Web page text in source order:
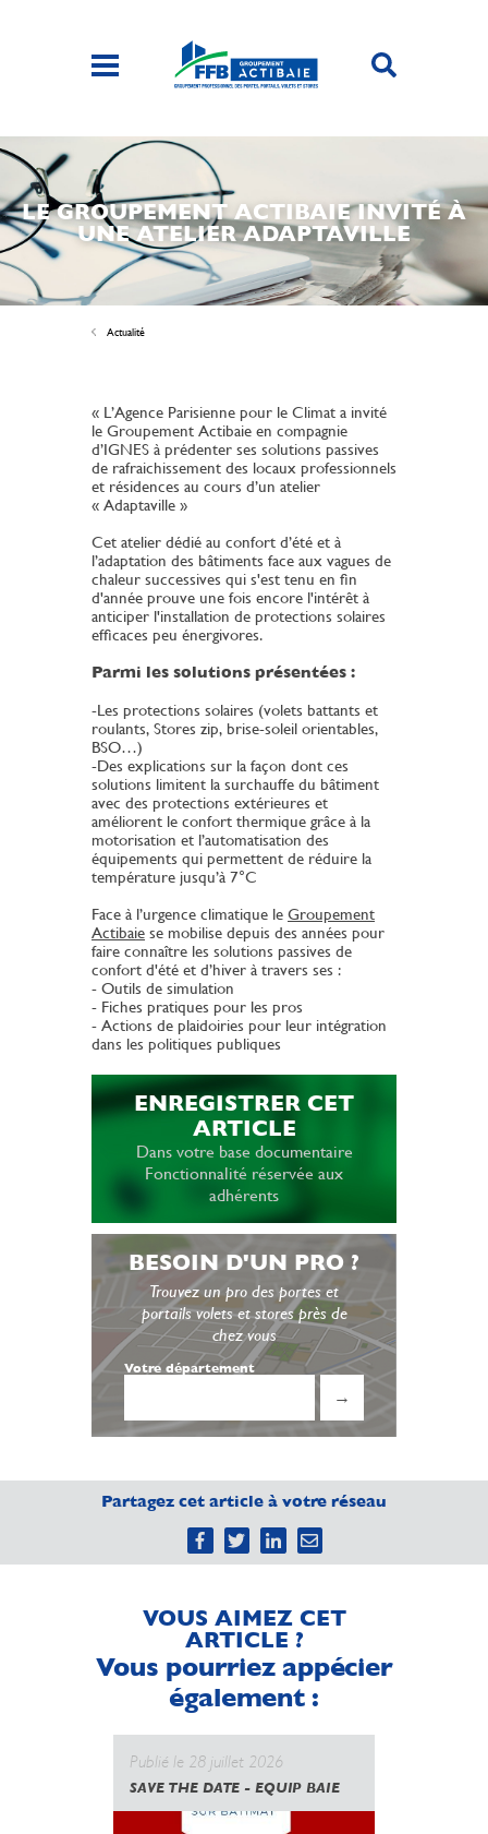
LE GROUPEMENT ACTIBAIE INVITÉ À
UNE ATELIER ADAPTAVILLE
Actualité
« L’Agence Parisienne pour le Climat a invité
le Groupement Actibaie en compagnie
d’IGNES à prédenter ses solutions passives
de rafraichissement des locaux professionnels
et résidences au cours d’un atelier
« Adaptaville »
Cet atelier dédié au confort d’été et à
l’adaptation des bâtiments face aux vagues de
chaleur successives qui s'est tenu en fin
d'année prouve une fois encore l'intérêt à
anticiper l'installation de protections solaires
efficaces peu énergivores.
Parmi les solutions présentées :
-Les protections solaires (volets battants et
roulants, Stores zip, brise-soleil orientables,
BSO…)
-Des explications sur la façon dont ces
solutions limitent la surchauffe du bâtiment
avec des protections extérieures et
améliorent le confort thermique grâce à la
motorisation et l’automatisation des
équipements qui permettent de réduire la
température jusqu’à 7°C
Face à l’urgence climatique le Groupement
Actibaie se mobilise depuis des années pour
faire connaître les solutions passives de
confort d'été et d’hiver à travers ses :
- Outils de simulation
- Fiches pratiques pour les pros
- Actions de plaidoiries pour leur intégration
dans les politiques publiques
ENREGISTRER CET
ARTICLE
Dans votre base documentaire
Fonctionnalité réservée aux
adhérents
BESOIN D'UN PRO ?
Trouvez un pro des portes et
portails volets et stores près de
chez vous
Votre département
→
Partagez cet article à votre réseau
VOUS AIMEZ CET
ARTICLE ?
Vous pourriez appécier
également :
Publié le 28 juillet 2026
SAVE THE DATE - EQUIP BAIE